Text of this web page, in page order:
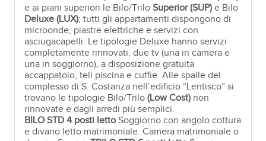
e ai piani superiori le Bilo/TriloSuperior(SUP) e Bilo
Deluxe (LUX); tutti gli appartamenti dispongono di
microonde, piastre elettriche e servizi con
asciugacapelli. Le tipologie Deluxe hanno servizi
completamente rinnovati, due tv (una in camera e
una in soggiorno), a disposizione gratuita
accappatoio, teli piscina e cuffie. Alle spalle del
complesso di S. Costanza nell’edificio “Lentisco” si
trovano le tipologie Bilo/Trilo (Low Cost) non
rinnovate e dagli arredi più semplici.
BILO STD 4 posti letto Soggiorno con angolo cottura
e divano letto matrimoniale. Camera matrimoniale o